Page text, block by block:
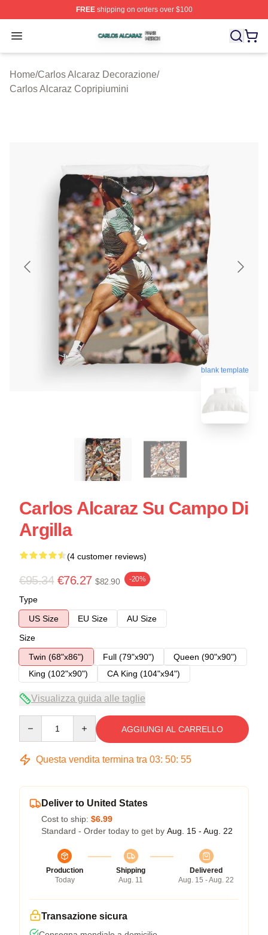
FREEshipping on orders over $100
Open menu
Carlos Alcaraz Shop ⚡️ Officially Licensed Carlos
Home/Carlos Alcaraz Decorazione/
Carlos Alcaraz Copripiumini
blank template
Carlos Alcaraz Su Campo Di
Argilla
(4 customer reviews)
€95.34 €76.27 $82.90 -20%
Type
US Size
EU Size
AU Size
Size
Twin (68"x86")
Full (79"x90")
Queen (90"x90")
King (102"x90")
CA King (104"x94")
Visualizza guida alle taglie
AGGIUNGI AL CARRELLO
Questa vendita termina tra 03: 50: 54
Deliver to United States
Cost to ship: $6.99
Standard - Order today to get by Aug. 15 - Aug. 22
Production
Today
Shipping
Aug. 11
Delivered
Aug. 15 - Aug. 22
Transazione sicura